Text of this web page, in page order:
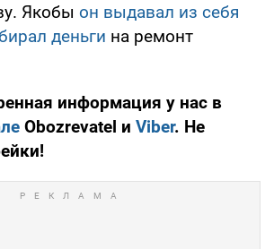
Якобы он выдавал из себя
деньги на ремонт
информация у нас в
Obozrevatel и Viber. Не